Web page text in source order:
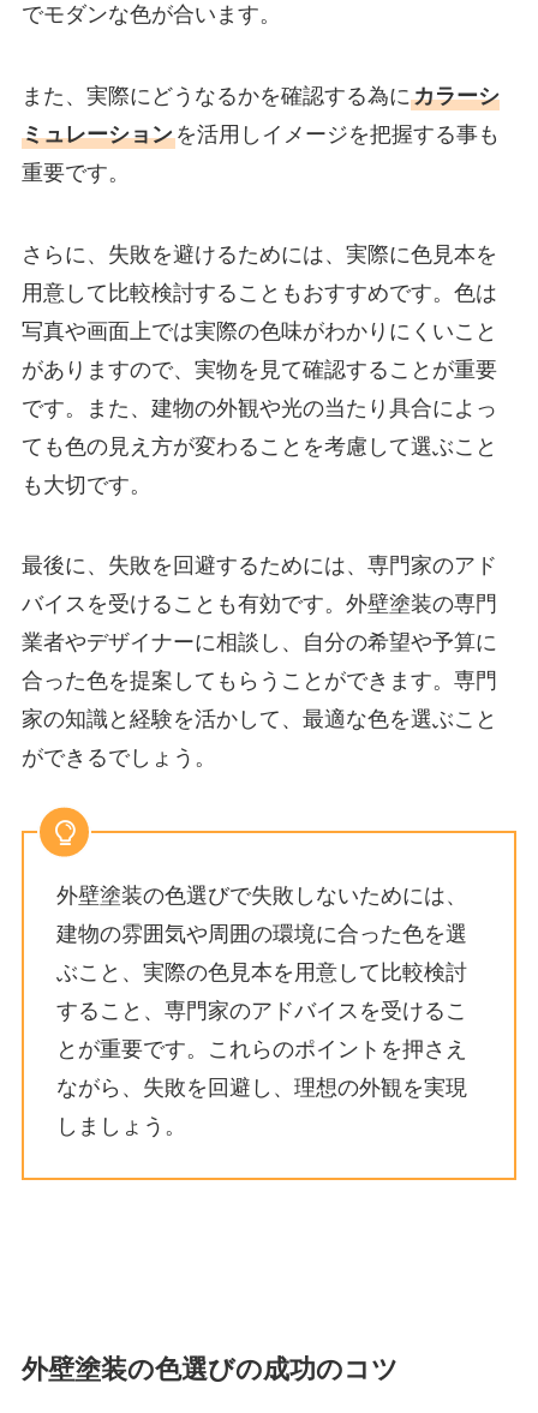
でモダンな色が合います。
また、実際にどうなるかを確認する為にカラーシ
ミュレーションを活用しイメージを把握する事も
重要です。
さらに、失敗を避けるためには、実際に色見本を
用意して比較検討することもおすすめです。色は
写真や画面上では実際の色味がわかりにくいこと
がありますので、実物を見て確認することが重要
です。また、建物の外観や光の当たり具合によっ
ても色の見え方が変わることを考慮して選ぶこと
も大切です。
最後に、失敗を回避するためには、専門家のアド
バイスを受けることも有効です。外壁塗装の専門
業者やデザイナーに相談し、自分の希望や予算に
合った色を提案してもらうことができます。専門
家の知識と経験を活かして、最適な色を選ぶこと
ができるでしょう。
外壁塗装の色選びで失敗しないためには、
建物の雰囲気や周囲の環境に合った色を選
ぶこと、実際の色見本を用意して比較検討
すること、専門家のアドバイスを受けるこ
とが重要です。これらのポイントを押さえ
ながら、失敗を回避し、理想の外観を実現
しましょう。
外壁塗装の色選びの成功のコツ